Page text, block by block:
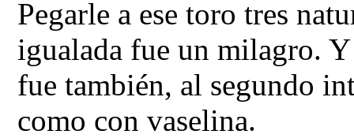
Pegarle a ese toro tres
igualada fue un milagro.
fue también, al segundo
como con vaselina.